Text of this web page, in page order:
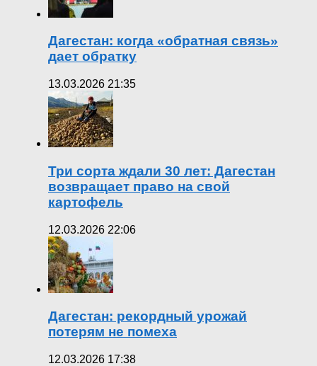
Дагестан: когда «обратная связь»
дает обратку
13.03.2026 21:35
Три сорта ждали 30 лет: Дагестан
возвращает право на свой
картофель
12.03.2026 22:06
Дагестан: рекордный урожай
потерям не помеха
12.03.2026 17:38